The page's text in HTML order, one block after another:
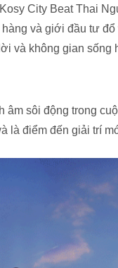
City Beat Thai
và giới đầu tư
và không gian sống
sôi động trong
là điểm đến giải trí